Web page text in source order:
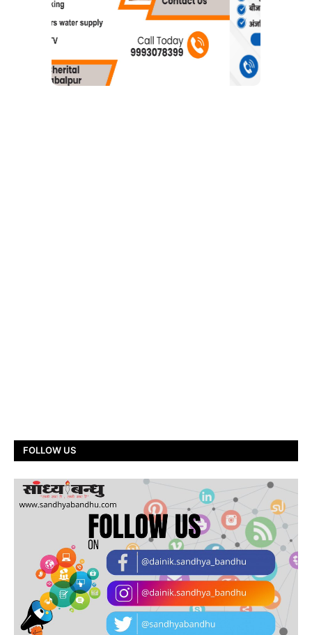
FOLLOW US